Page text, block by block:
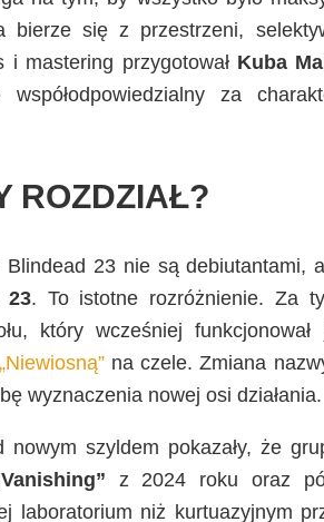
bierze się z przestrzeni,
mastering przygotował Kuba
za
ROZDZIAŁ?
23 nie są debiutantami,
23. To istotne rozróżnienie. Za
który wcześniej
„Niewiosną”na czele. Zmiana
wyznaczenia nowej osi działania.
szyldem pokazały, że
z 2024 roku oraz
laboratorium niż kurtuazyjnym